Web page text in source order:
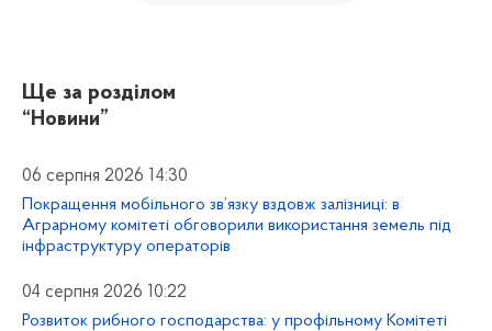
Ще за розділом
“Новини”
06 серпня 2026 14:30
Покращення мобільного зв’язку вздовж залізниці: в
Аграрному комітеті обговорили використання земель під
інфраструктуру операторів
04 серпня 2026 10:22
Розвиток рибного господарства: у профільному Комітеті